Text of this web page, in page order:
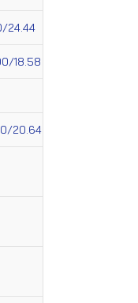
24.44
18.58
20.64